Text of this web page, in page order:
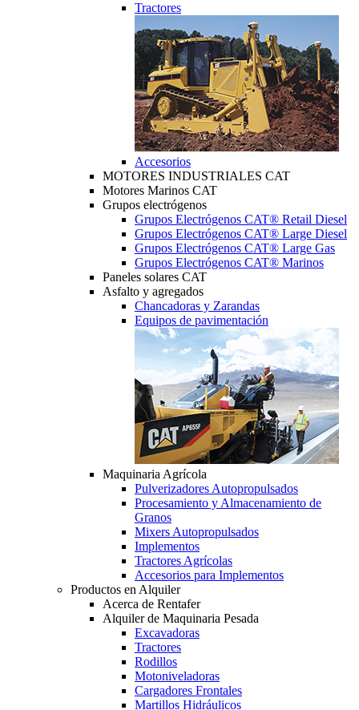
Tractores
Accesorios
MOTORES INDUSTRIALES CAT
Motores Marinos CAT
Grupos electrógenos
Grupos Electrógenos CAT® Retail Diesel
Grupos Electrógenos CAT® Large Diesel
Grupos Electrógenos CAT® Large Gas
Grupos Electrógenos CAT® Marinos
Paneles solares CAT
Asfalto y agregados
Chancadoras y Zarandas
Equipos de pavimentación
Maquinaria Agrícola
Pulverizadores Autopropulsados
Procesamiento y Almacenamiento de
Granos
Mixers Autopropulsados
Implementos
Tractores Agrícolas
Accesorios para Implementos
Productos en Alquiler
Acerca de Rentafer
Alquiler de Maquinaria Pesada
Excavadoras
Tractores
Rodillos
Motoniveladoras
Cargadores Frontales
Martillos Hidráulicos